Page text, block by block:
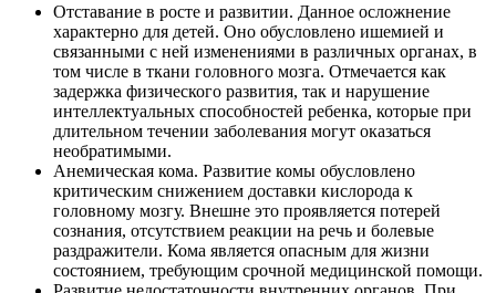
Отставание в росте и развитии. Данное осложнение
характерно для детей. Оно обусловлено ишемией и
связанными с ней изменениями в различных органах, в
том числе в ткани головного мозга. Отмечается как
задержка физического развития, так и нарушение
интеллектуальных способностей ребенка, которые при
длительном течении заболевания могут оказаться
необратимыми.
Анемическая кома. Развитие комы обусловлено
критическим снижением доставки кислорода к
головному мозгу. Внешне это проявляется потерей
сознания, отсутствием реакции на речь и болевые
раздражители. Кома является опасным для жизни
состоянием, требующим срочной медицинской помощи.